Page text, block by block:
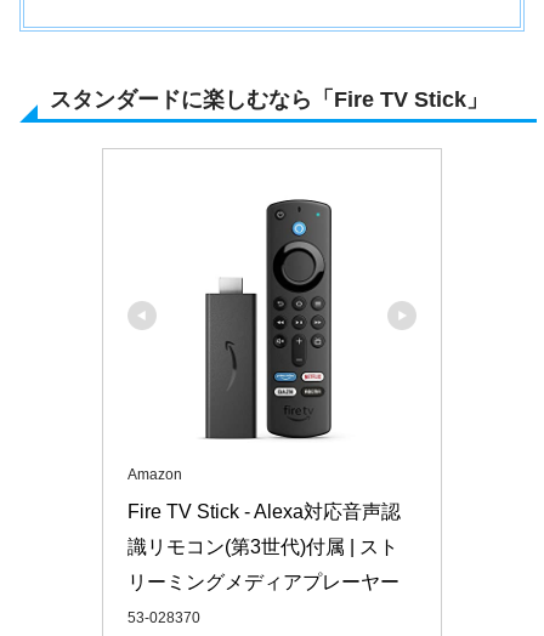
スタンダードに楽しむなら「Fire TV Stick」
Amazon
Fire TV Stick - Alexa対応音声認
識リモコン(第3世代)付属 | スト
リーミングメディアプレーヤー
53-028370